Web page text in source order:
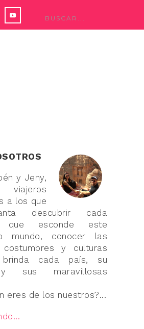
y Jeny,
a los que
descubrir cada
que esconde este
mundo, conocer las
costumbres y culturas
cada país, su
sus maravillosas
eres de los nuestros?...